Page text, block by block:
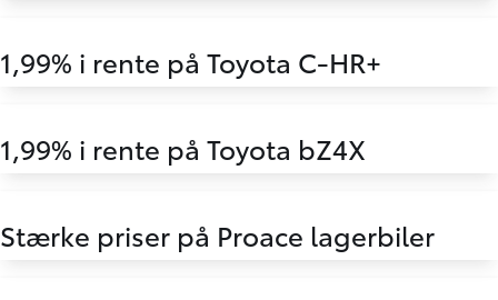
1,99% i rente på Toyota C-HR+
1,99% i rente på Toyota bZ4X
Stærke priser på Proace lagerbiler